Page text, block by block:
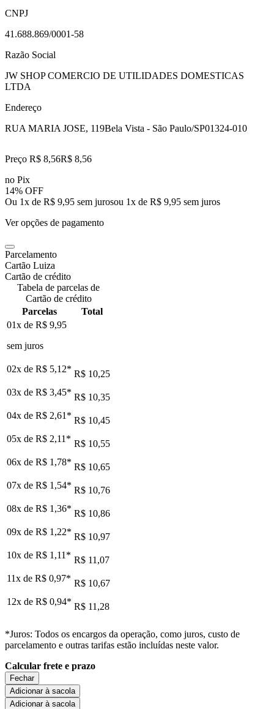
CNPJ
41.688.869/0001-58
Razão Social
JW SHOP COMERCIO DE UTILIDADES DOMESTICAS
LTDA
Endereço
RUA MARIA JOSE, 119Bela Vista - São Paulo/SP01324-010
Preço R$ 8,56R$ 8,56
no Pix
14% OFF
Ou 1x de R$ 9,95 sem jurosou 1x de R$ 9,95 sem juros
Ver opções de pagamento
Parcelamento
Cartão Luiza
Cartão de crédito
Tabela de parcelas de
Cartão de crédito
Parcelas
Total
01x de R$ 9,95
sem juros
02x de R$ 5,12* R$ 10,25
03x de R$ 3,45* R$ 10,35
04x de R$ 2,61 * R$ 10,45
05x de R$ 2,11 * R$ 10,55
06x de R$ 1,78* R$ 10,65
07x de R$ 1,54* R$ 10,76
08x de R$ 1,36* R$ 10,86
09x de R$ 1,22* R$ 10,97
10x de R$ 1,11 * R$ 11,07
11x de R$ 0,97* R$ 10,67
12x de R$ 0,94* R$ 11,28
*Juros: Todos os encargos da operação, como juros, custo de
parcelamento e outras tarifas estão incluídas neste valor.
Calcular frete e prazo
Fechar
Adicionar à sacola
Adicionar à sacola